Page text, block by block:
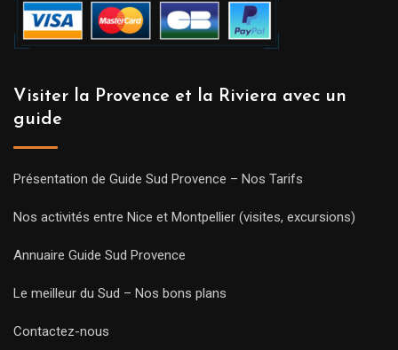
Visiter la Provence et la Riviera avec un
guide
Présentation de Guide Sud Provence – Nos Tarifs
Nos activités entre Nice et Montpellier (visites, excursions)
Annuaire Guide Sud Provence
Le meilleur du Sud – Nos bons plans
Contactez-nous